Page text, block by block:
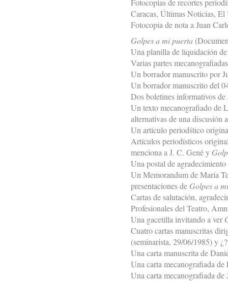
Fotocopias de recortes
Caracas, Últimas Noticias,
Fotocopia de nota a Juan
Golpes a mi puerta
Una planilla de liquidación
Varias partes
Un borrador manuscrito por
Un borrador manuscrito del
Dos boletines informativos
Un texto mecanografiado de
alternativas de una discusión
Un artículo periodśtico
Artículos periodísticos
menciona a J. C. Gené y
Una postal de
Un Memorandum de María
presentaciones de Golpes a
Cartas de salutación,
Profesionales del Teatro,
Una gacetilla invitando a ver
Cuatro cartas manuscritas
(seminarista, 29/06/1985) y
Una carta manuscrita de
Una carta mecanografiada
Una carta mecanografiada